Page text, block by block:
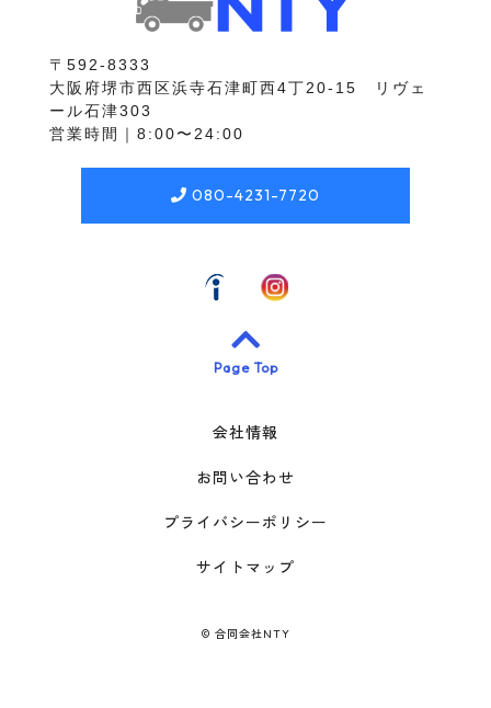
〒592-8333
大阪府堺市西区浜寺石津町西4丁20-15 リヴェ
ール石津303
営業時間｜8:00〜24:00
080-4231-7720
Page Top
会社情報
お問い合わせ
プライバシーポリシー
サイトマップ
© 合同会社NTY